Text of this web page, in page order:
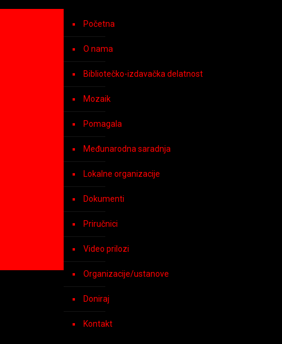
Početna
O nama
Bibliotečko-izdavačka delatnost
Mozaik
Pomagala
Međunarodna saradnja
Lokalne organizacije
Dokumenti
Priručnici
Video prilozi
Organizacije/ustanove
Doniraj
Kontakt